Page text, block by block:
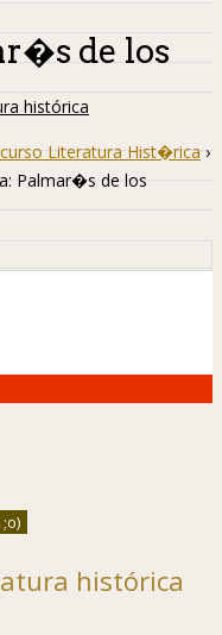
histórica
de los
Literatura Hist�rica ›
Palmar�s de los
histórica